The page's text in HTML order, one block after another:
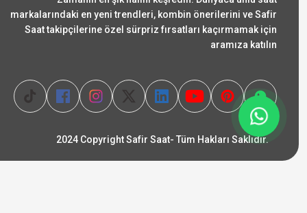
markalarındaki en yeni trendleri, kombin önerilerini ve Safir
Saat takipçilerine özel sürpriz fırsatları kaçırmamak için
aramıza katılın
2024 Copyright Safir Saat- Tüm Hakları Saklıdır.